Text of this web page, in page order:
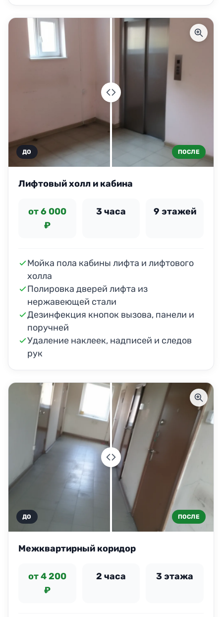
ДО ПОСЛЕ
Лифтовый холл и кабина
от 6 000
₽
3 часа 9 этажей
Мойка пола кабины лифта и лифтового
холла
Полировка дверей лифта из
нержавеющей стали
Дезинфекция кнопок вызова, панели и
поручней
Удаление наклеек, надписей и следов
рук
ДО ПОСЛЕ
Межквартирный коридор
от 4 200
₽
2 часа 3 этажа